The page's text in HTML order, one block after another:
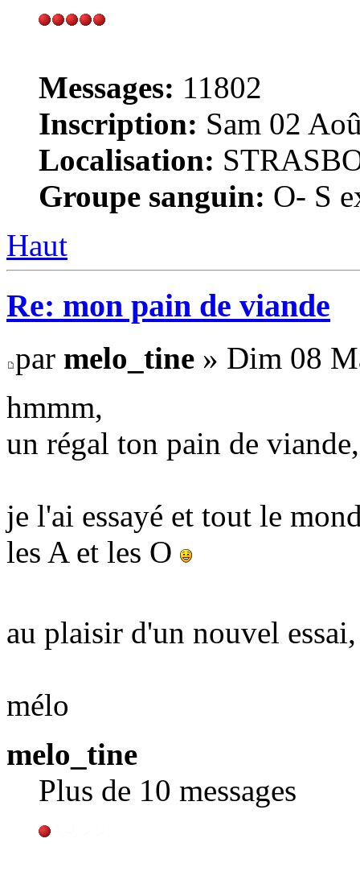
Messages: 11802
Inscription: Sam 02
Localisation:
Groupe sanguin: O- S
Haut
Re: mon pain de viande
par melo_tine » Dim 08
hmmm,
un régal ton pain de viande,
je l'ai essayé et tout le
les A et les O
au plaisir d'un nouvel
mélo
melo_tine
Plus de 10 messages